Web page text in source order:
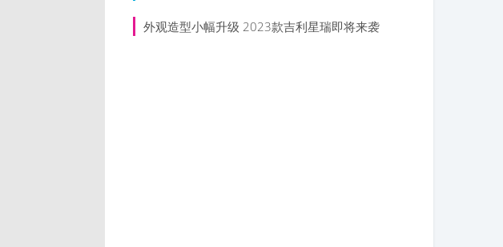
外观造型小幅升级 2023款吉利星瑞即将来袭